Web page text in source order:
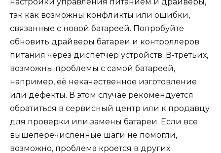
настройки управления питанием и драйверы,
так как возможны конфликты или ошибки,
связанные с новой батареей. Попробуйте
обновить драйверы батареи и контроллеров
питания через диспетчер устройств. В-третьих,
возможны проблемы с самой батареей,
например, её некачественное изготовление
или дефекты. В этом случае рекомендуется
обратиться в сервисный центр или к продавцу
для проверки или замены батареи. Если все
вышеперечисленные шаги не помогли,
возможно, проблема кроется в других